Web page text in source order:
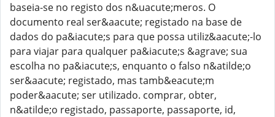
baseia-se no registo dos n&uacute;meros. O
documento real ser&aacute; registado na base de
dados do pa&iacute;s para que possa utiliz&aacute;-lo
para viajar para qualquer pa&iacute;s &agrave; sua
escolha no pa&iacute;s, enquanto o falso n&atilde;o
ser&aacute; registado, mas tamb&eacute;m
poder&aacute; ser utilizado. comprar, obter,
n&atilde;o registado, passaporte, passaporte, id,